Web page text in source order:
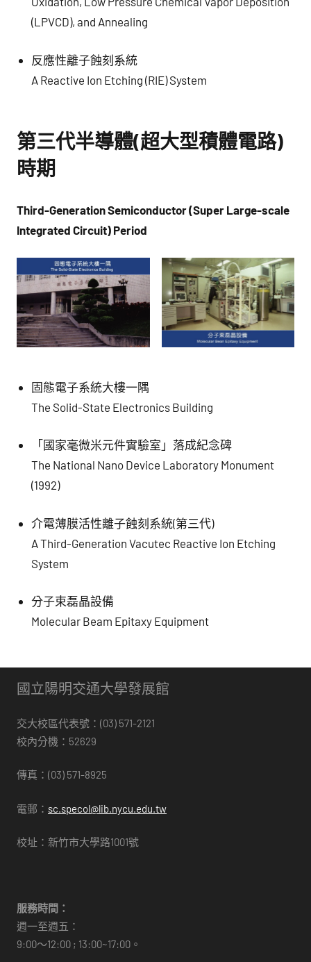
(LPVCD), and Annealing
反應性離子蝕刻系統
A Reactive Ion Etching (RIE) System
第三代半導體(超大型積體電路)
時期
Third-Generation Semiconductor (Super Large-scale
Integrated Circuit) Period
固態電子系統大樓一隅
The Solid-State Electronics Building
「國家毫微米元件實驗室」落成紀念碑
The National Nano Device Laboratory Monument
(1992)
介電薄膜活性離子蝕刻系統(第三代)
A Third-Generation Vacutec Reactive Ion Etching
System
分子束磊晶設備
Molecular Beam Epitaxy Equipment
國立陽明交通大學發展館
交大校區代表號：(03) 571-2121
校內分機：52629
傳真：(03) 571-8925
電郵： sc.specol@lib.nycu.edu.tw
校址：新竹市大學路1001號
服務時間：
週一至週五：
9:00～12:00 ; 13:00~17:00。